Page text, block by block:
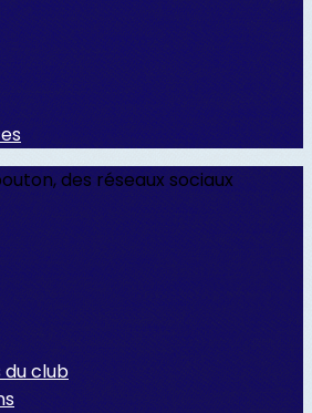
des réseaux sociaux
club